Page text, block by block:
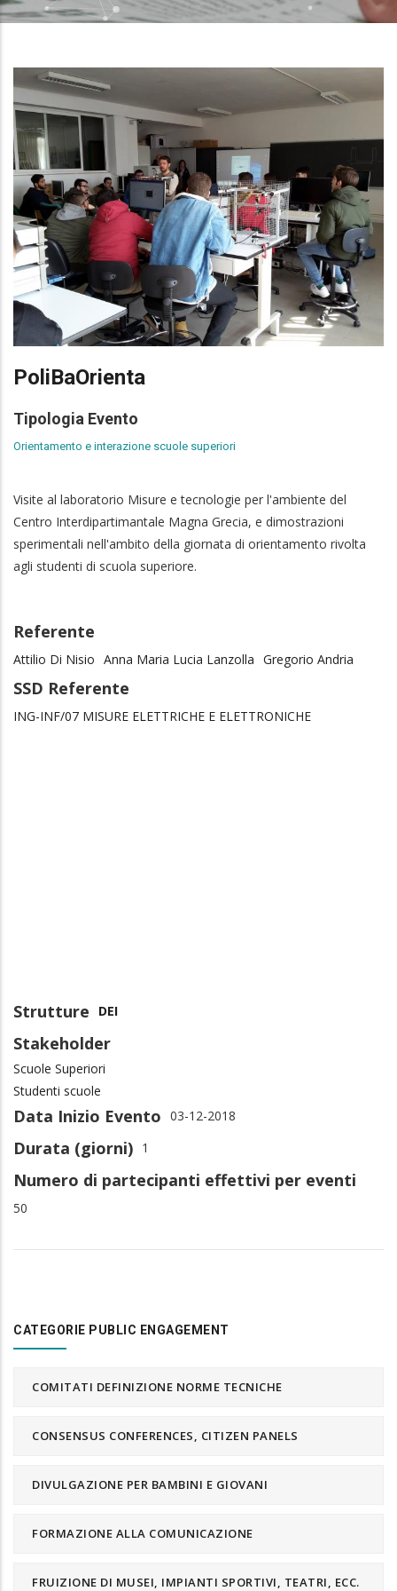
PoliBaOrienta
Tipologia Evento
Orientamento e interazione scuole superiori
Visite al laboratorio Misure e tecnologie per l'ambiente del
Centro Interdipartimantale Magna Grecia, e dimostrazioni
sperimentali nell'ambito della giornata di orientamento rivolta
agli studenti di scuola superiore.
Referente
Attilio Di Nisio Anna Maria Lucia Lanzolla Gregorio Andria
SSD Referente
ING-INF/07 MISURE ELETTRICHE E ELETTRONICHE
Strutture DEI
Stakeholder
Scuole Superiori
Studenti scuole
Data Inizio Evento 03-12-2018
Durata (giorni) 1
Numero di partecipanti effettivi per eventi
50
CATEGORIE PUBLIC ENGAGEMENT
COMITATI DEFINIZIONE NORME TECNICHE
CONSENSUS CONFERENCES, CITIZEN PANELS
DIVULGAZIONE PER BAMBINI E GIOVANI
FORMAZIONE ALLA COMUNICAZIONE
FRUIZIONE DI MUSEI, IMPIANTI SPORTIVI, TEATRI, ECC.